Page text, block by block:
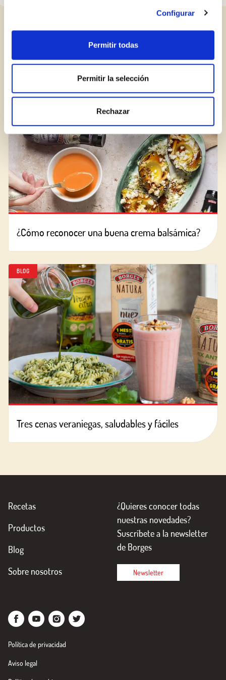
Configurar
Permitir todas
Permitir la selección
Rechazar
ENTRADAS RELACIONADAS
¿Cómo reconocer una buena crema balsámica?
BLOG
Tres cenas veraniegas, saludables y fáciles
Recetas
Productos
Blog
Sobre nosotros
¿Quieres conocer todas
nuestras novedades?
Suscríbete a la newsletter
de Borges
Newsletter
Política de privacidad
Aviso legal